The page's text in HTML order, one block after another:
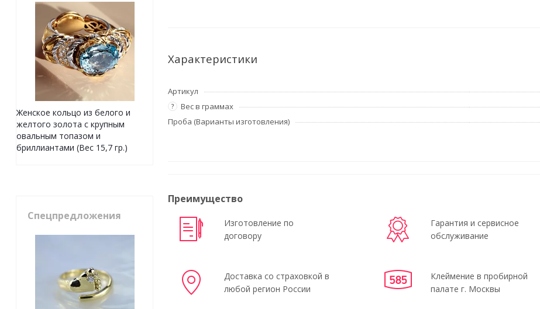
Характеристики
Артикул
? Вес в граммах
Проба (Варианты изготовления)
Преимущество
Изготовление по
договору
Гарантия и сервисное
обслуживание
Доставка со страховкой в
любой регион России
Клеймение в пробирной
палате г. Москвы
Женское кольцо из белого и
желтого золота с крупным
овальным топазом и
бриллиантами (Вес 15,7 гр.)
Спецпредложения